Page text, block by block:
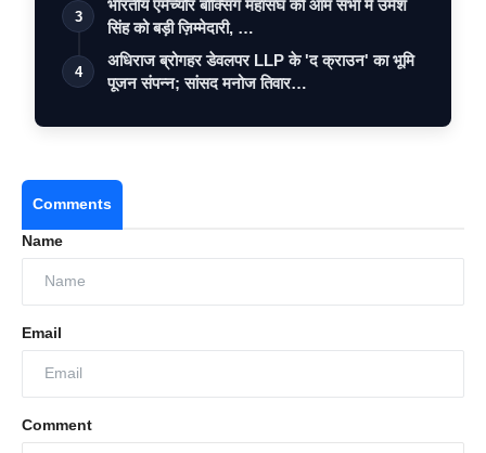
3
भारतीय एमेच्योर बॉक्सिंग महासंघ की आम सभा में उमेश
सिंह को बड़ी ज़िम्मेदारी, …
4
अधिराज ब्रोगहर डेवलपर LLP के 'द क्राउन' का भूमि
पूजन संपन्न; सांसद मनोज तिवार…
Comments
Name
Email
Comment